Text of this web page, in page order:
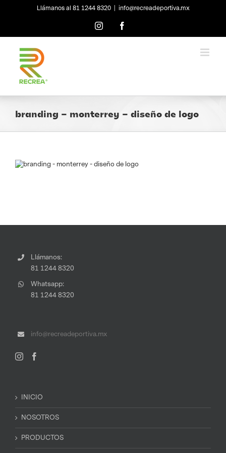
Llámanos al 81 1244 8320 info@recreadeportiva.mx
Instagram
branding – monterrey – diseño de logo
Llámanos:
81 1244 8320
Whatsapp:
81 1244 8320
info@recreadeportiva.mx
INICIO
NOSOTROS
PRODUCTOS